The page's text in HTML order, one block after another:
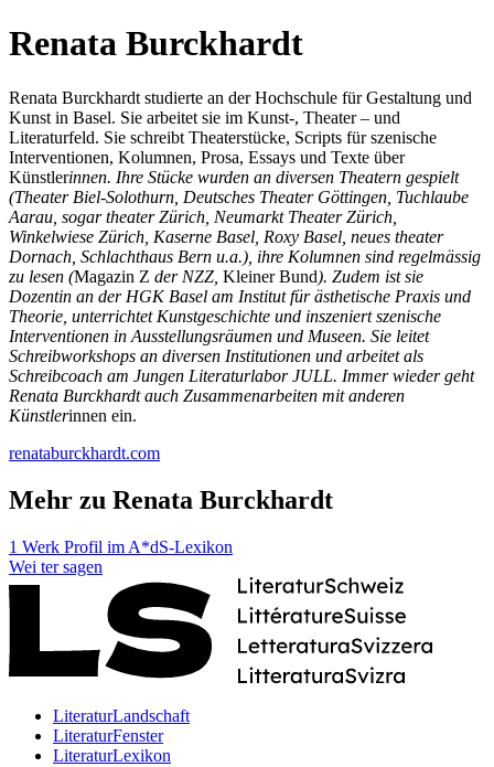
Renata Burckhardt
Renata Burckhardt studierte an der Hochschule für Gestaltung und
Kunst in Basel. Sie arbeitet sie im Kunst-, Theater – und
Literaturfeld. Sie schreibt Theaterstücke, Scripts für szenische
Interventionen, Kolumnen, Prosa, Essays und Texte über
Künstlerinnen. Ihre Stücke wurden an diversen Theatern gespielt
(Theater Biel-Solothurn, Deutsches Theater Göttingen, Tuchlaube
Aarau, sogar theater Zürich, Neumarkt Theater Zürich,
Winkelwiese Zürich, Kaserne Basel, Roxy Basel, neues theater
Dornach, Schlachthaus Bern u.a.), ihre Kolumnen sind regelmässig
zu lesen (Magazin Z der NZZ, Kleiner Bund). Zudem ist sie
Dozentin an der HGK Basel am Institut für ästhetische Praxis und
Theorie, unterrichtet Kunstgeschichte und inszeniert szenische
Interventionen in Ausstellungsräumen und Museen. Sie leitet
Schreibworkshops an diversen Institutionen und arbeitet als
Schreibcoach am Jungen Literaturlabor JULL. Immer wieder geht
Renata Burckhardt auch Zusammenarbeiten mit anderen
Künstlerinnen ein.
renataburckhardt.com
Mehr zu Renata Burckhardt
1 Werk Profil im A*dS-Lexikon
Wei ter sagen
LiteraturLandschaft
LiteraturFenster
LiteraturLexikon